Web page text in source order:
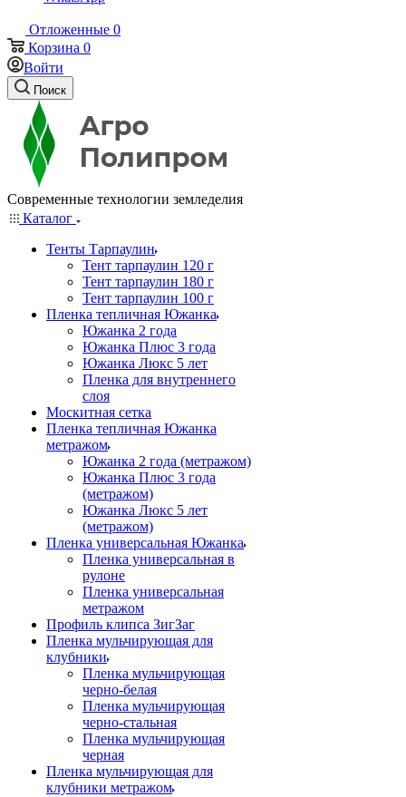
Отложенные 0
Корзина 0
Войти
Поиск
Современные технологии земледелия
Каталог
Тенты Тарпаулин
Тент тарпаулин 120 г
Тент тарпаулин 180 г
Тент тарпаулин 100 г
Пленка тепличная Южанка
Южанка 2 года
Южанка Плюс 3 года
Южанка Люкс 5 лет
Пленка для внутреннего
слоя
Москитная сетка
Пленка тепличная Южанка
метражом
Южанка 2 года (метражом)
Южанка Плюс 3 года
(метражом)
Южанка Люкс 5 лет
(метражом)
Пленка универсальная Южанка
Пленка универсальная в
рулоне
Пленка универсальная
метражом
Профиль клипса ЗигЗаг
Пленка мульчирующая для
клубники
Пленка мульчирующая
черно-белая
Пленка мульчирующая
черно-стальная
Пленка мульчирующая
черная
Пленка мульчирующая для
клубники метражом